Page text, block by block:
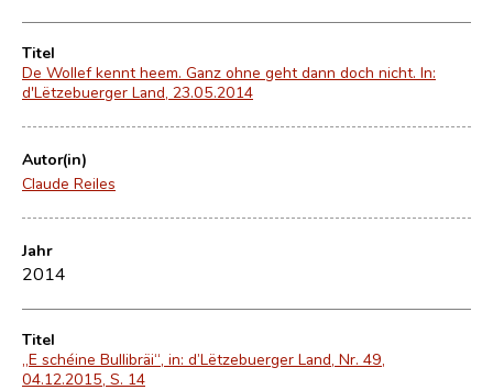
Titel
De Wollef kennt heem. Ganz ohne geht dann doch nicht. In:
d'Lëtzebuerger Land, 23.05.2014
Autor(in)
Claude Reiles
Jahr
2014
Titel
„E schéine Bullibräi“, in: d’Lëtzebuerger Land, Nr. 49,
04.12.2015, S. 14